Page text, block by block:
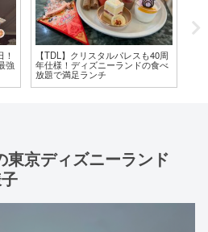
強
【TDL】クリスタルパレスも40周
年仕様！ディズニーランドの食べ
放題で満足ランチ
東京ディズニーランド